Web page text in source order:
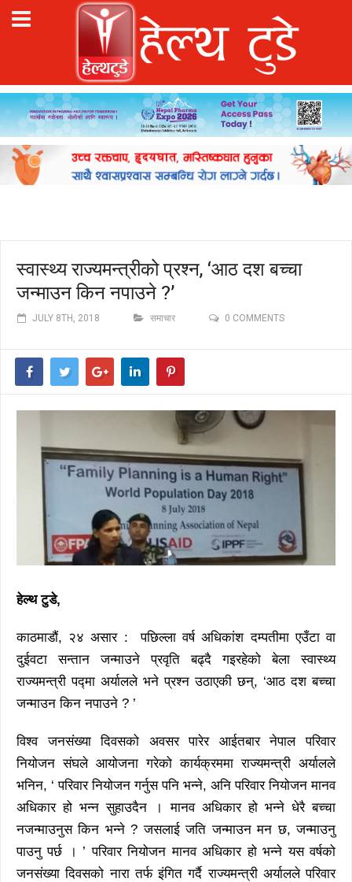
स्वास्थ्य राज्यमन्त्रीको प्रश्न, ‘आठ दश बच्चा
जन्माउन किन नपाउने ?’
JULY 8TH, 2018 समाचार 0 COMMENTS
हेल्थ टुडे,
काठमाडौं, २४ असार : पछिल्ला वर्ष अधिकांश दम्पतीमा एउँटा वा
दुईवटा सन्तान जन्माउने प्रवृति बढ्दै गइरहेको बेला स्वास्थ्य
राज्यमन्त्री पद्मा अर्यालले भने प्रश्न उठाएकी छन्, ‘आठ दश बच्चा
जन्माउन किन नपाउने ? ’
विश्व जनसंख्या दिवसको अवसर पारेर आईतबार नेपाल परिवार
नियोजन संघले आयोजना गरेको कार्यक्रममा राज्यमन्त्री अर्यालले
भनिन, ‘ परिवार नियोजन गर्नुस पनि भन्ने, अनि परिवार नियोजन मानव
अधिकार हो भन्न सुहाउदैन । मानव अधिकार हो भन्ने धेरै बच्चा
नजन्माउनुस किन भन्ने ? जसलाई जति जन्माउन मन छ, जन्माउनु
पाउनु पर्छ । ’ परिवार नियोजन मानव अधिकार हो भन्ने यस वर्षको
जनसंख्या दिवसको नारा तर्फ इंगित गर्दै राज्यमन्त्री अर्यालले परिवार